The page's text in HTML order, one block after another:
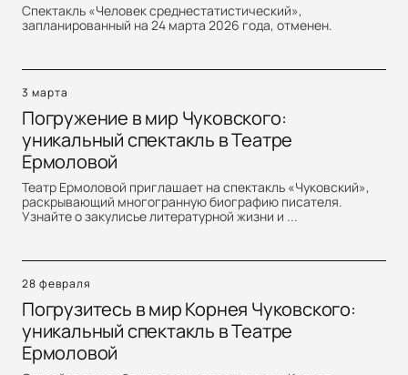
Спектакль «Человек среднестатистический»,
запланированный на 24 марта 2026 года, отменен.
3 марта
Погружение в мир Чуковского:
уникальный спектакль в Театре
Ермоловой
Театр Ермоловой приглашает на спектакль «Чуковский»,
раскрывающий многогранную биографию писателя.
Узнайте о закулисье литературной жизни и ...
28 февраля
Погрузитесь в мир Корнея Чуковского:
уникальный спектакль в Театре
Ермоловой